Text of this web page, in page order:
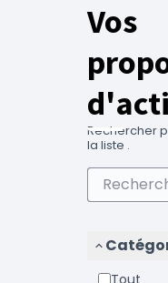
Vos
Rechercher
la liste .
Tout